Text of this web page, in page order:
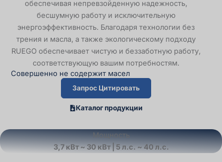
обеспечивая непревзойденную надежность,
бесшумную работу и исключительную
энергоэффективность. Благодаря технологии без
трения и масла, а также экологическому подходу
RUEGO обеспечивает чистую и беззаботную работу,
соответствующую вашим потребностям.
Совершенно не содержит масел
Запрос Цитировать
Каталог продукции
Мощность
3,7 кВт ~ 30 кВт | 5 л.с. ~ 40 л.с.